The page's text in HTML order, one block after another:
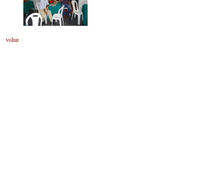
voltar